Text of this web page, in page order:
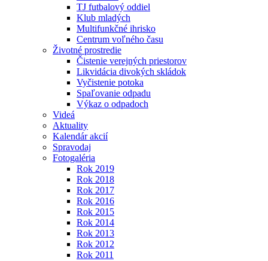
TJ futbalový oddiel
Klub mladých
Multifunkčné ihrisko
Centrum voľného času
Životné prostredie
Čistenie verejných priestorov
Likvidácia divokých skládok
Vyčistenie potoka
Spaľovanie odpadu
Výkaz o odpadoch
Videá
Aktuality
Kalendár akcií
Spravodaj
Fotogaléria
Rok 2019
Rok 2018
Rok 2017
Rok 2016
Rok 2015
Rok 2014
Rok 2013
Rok 2012
Rok 2011